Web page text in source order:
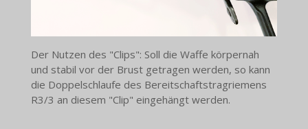
Der Nutzen des "Clips": Soll die Waffe körpernah
und stabil vor der Brust getragen werden, so kann
die Doppelschlaufe des Bereitschaftstragriemens
R3/3 an diesem "Clip" eingehängt werden.